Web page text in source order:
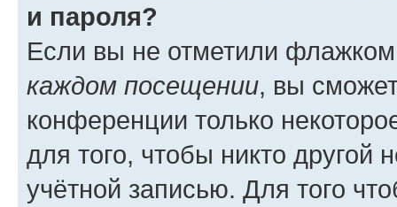
и пароля?
Если вы не отметили
каждом посещении, вы
конференции только
для того, чтобы никто другой
учётной записью. Для того